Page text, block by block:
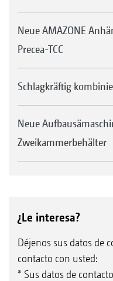
Neue AMAZONE
Precea-TCC
Schlagkräftig
Neue
Zweikammerbehälter
¿Le interesa?
Déjenos sus datos de
contacto con usted:
* Sus datos de